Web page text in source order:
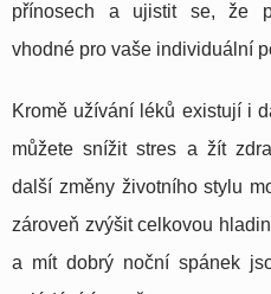
přínosech a ujistit se, že
vhodné pro vaše individuální
Kromě užívání léků existují i
můžete snížit stres a žít
další změny životního stylu
zároveň zvýšit celkovou
a mít dobrý noční spánek